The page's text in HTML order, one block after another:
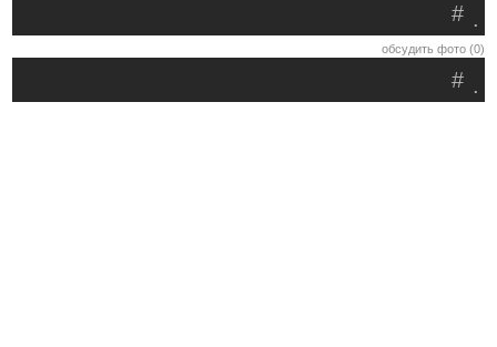
.
#
обсудить фото (0)
.
#